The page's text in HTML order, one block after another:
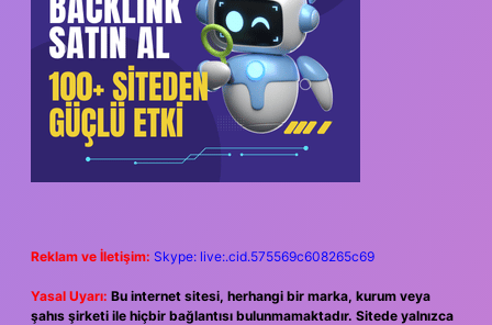
Reklam ve İletişim: Skype: live:.cid.575569c608265c69
Yasal Uyarı: Bu internet sitesi, herhangi bir marka, kurum veya
şahıs şirketi ile hiçbir bağlantısı bulunmamaktadır. Sitede yalnızca